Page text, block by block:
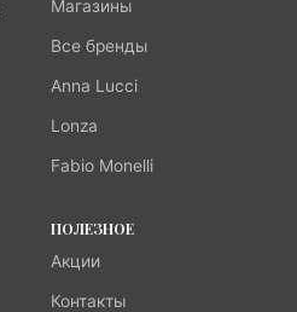
Магазины
Все бренды
Anna Lucci
Lonza
Fabio Monelli
ПОЛЕЗНОЕ
Акции
Контакты